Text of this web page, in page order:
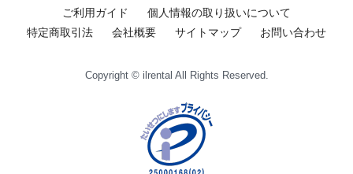
ご利用ガイド
個人情報の取り扱いについて
特定商取引法
会社概要 サイトマップ お問い合わせ
Copyright © ilrental All Rights Reserved.